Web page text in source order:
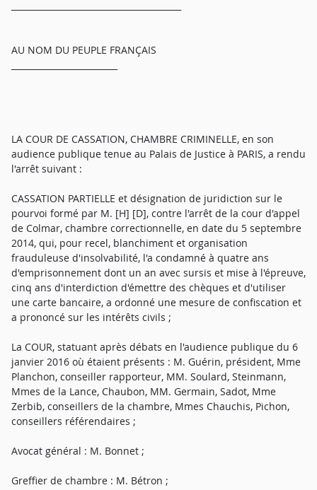
AU NOM DU PEUPLE FRANÇAIS
LA COUR DE CASSATION, CHAMBRE CRIMINELLE, en son
audience publique tenue au Palais de Justice à PARIS, a rendu
l'arrêt suivant :
CASSATION PARTIELLE et désignation de juridiction sur le
pourvoi formé par M. [H] [D], contre l'arrêt de la cour d'appel
de Colmar, chambre correctionnelle, en date du 5 septembre
2014, qui, pour recel, blanchiment et organisation
frauduleuse d'insolvabilité, l'a condamné à quatre ans
d'emprisonnement dont un an avec sursis et mise à l'épreuve,
cinq ans d'interdiction d'émettre des chèques et d'utiliser
une carte bancaire, a ordonné une mesure de confiscation et
a prononcé sur les intérêts civils ;
La COUR, statuant après débats en l'audience publique du 6
janvier 2016 où étaient présents : M. Guérin, président, Mme
Planchon, conseiller rapporteur, MM. Soulard, Steinmann,
Mmes de la Lance, Chaubon, MM. Germain, Sadot, Mme
Zerbib, conseillers de la chambre, Mmes Chauchis, Pichon,
conseillers référendaires ;
Avocat général : M. Bonnet ;
Greffier de chambre : M. Bétron ;